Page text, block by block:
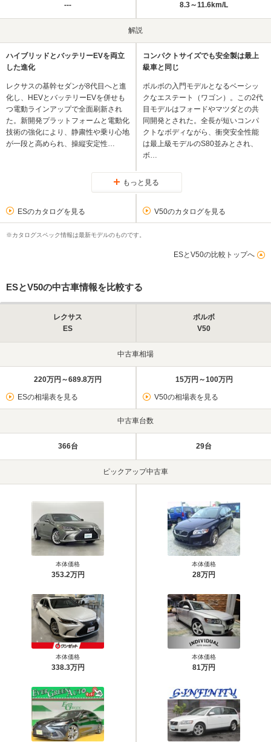
--- 8.3～11.6km/L
解説
ハイブリッドとバッテリーEVを両立
した進化
レクサスの基幹セダンが8代目へと進
化し、HEVとバッテリーEVを併せも
つ電動ラインアップで全面刷新され
た。新開発プラットフォームと電動化
技術の強化により、静粛性や乗り心地
が一段と高められ、操縦安定性…
コンパクトサイズでも安全製は最上
級車と同じ
ボルボの入門モデルとなるベーシッ
クなエステート（ワゴン）。この2代
目モデルはフォードやマツダとの共
同開発とされた。全長が短いコンパ
クトなボディながら、衝突安全性能
は最上級モデルのS80並みとされ、
ボ…
もっと見る
ESのカタログを見る V50のカタログを見る
※カタログスペック情報は最新モデルのものです。
ESとV50の比較トップへ
ESとV50の中古車情報を比較する
レクサス
ES
ボルボ
V50
中古車相場
220万円～689.8万円
ESの相場表を見る
15万円～100万円
V50の相場表を見る
中古車台数
366台 29台
ピックアップ中古車
本体価格
353.2万円
本体価格
338.3万円
本体価格
28万円
本体価格
81万円